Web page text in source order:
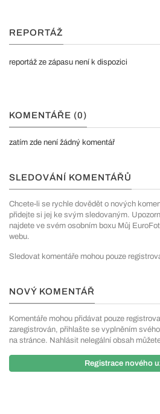
REPORTÁŽ
reportáž ze zápasu není k dispozici
KOMENTÁŘE (0)
zatím zde není žádný komentář
SLEDOVÁNÍ KOMENTÁŘŮ
Chcete-li se rychle dovědět o nových
přidejte si jej ke svým sledovaným.
najdete ve svém osobním boxu Můj
webu.
Sledovat komentáře mohou pouze
NOVÝ KOMENTÁŘ
Komentáře mohou přidávat pouze
zaregistrován, přihlašte se vyplněním
na stránce. Nahlásit nelegální obsah
Registrace nového